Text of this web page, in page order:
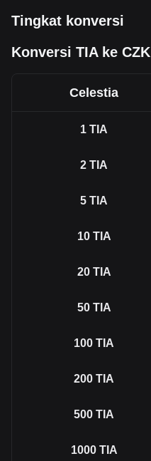
Tingkat konversi
Konversi TIA ke CZK
Celestia
1 TIA
2 TIA
5 TIA
10 TIA
20 TIA
50 TIA
100 TIA
200 TIA
500 TIA
1000 TIA